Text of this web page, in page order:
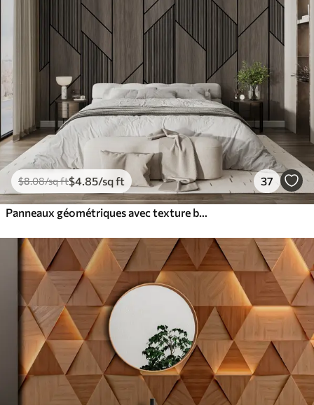
$8.08/sq ft$4 .85/sq ft 37